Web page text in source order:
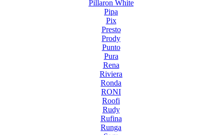
Pillaron White
Pipa
Pix
Presto
Prody
Punto
Pura
Rena
Riviera
Ronda
RONI
Roofi
Rudy
Rufina
Runga